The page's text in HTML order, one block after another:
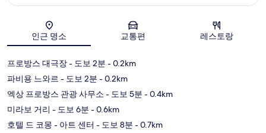
인근 명소 교통편 레스토랑
프로방스 대극장- 도보 2분 - 0.2km
파비용 느와르 - 도보 2분 - 0.2km
엑상 프로방스 관광 사무소 - 도보 5분 - 0.4km
미라보 거리 - 도보 6분 - 0.6km
호텔 드 코몽 - 아트 센터 - 도보 8분 - 0.7km